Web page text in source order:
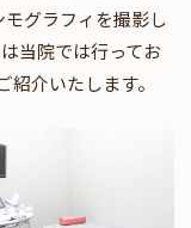
グラフィを撮影し
当院では行ってお
介いたします。